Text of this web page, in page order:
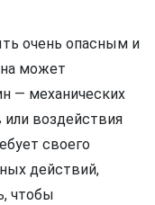
очень опасным и
может
— механических
воздействия
своего
действий,
чтобы